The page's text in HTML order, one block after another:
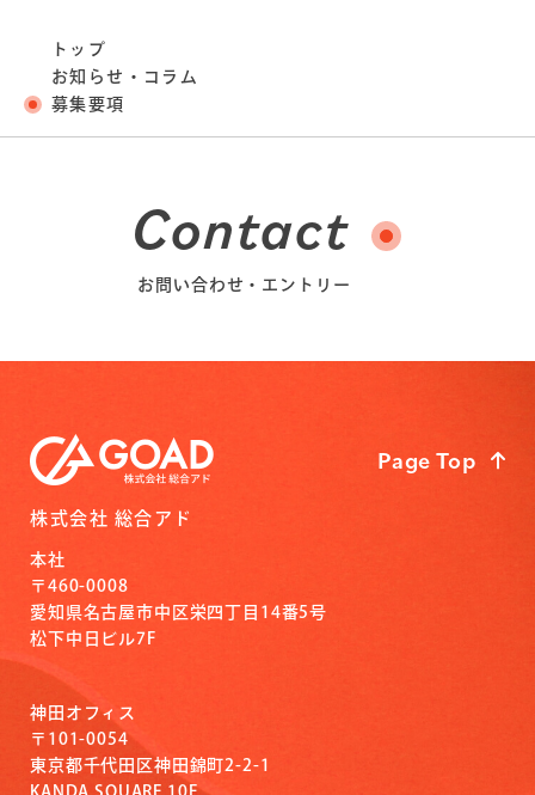
トップ
お知らせ・コラム
募集要項
Contact
お問い合わせ・エントリー
株式会社 総合アド
本社
〒460-0008
愛知県名古屋市中区栄四丁目14番5号
松下中日ビル7F
神田オフィス
〒101-0054
東京都千代田区神田錦町2-2-1
KANDA SQUARE 10F
Page Top